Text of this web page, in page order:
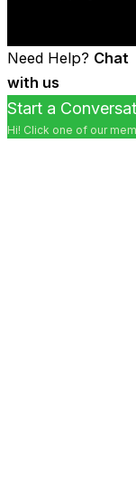
Need Help? Chat
with us
Start a
Hi! Click one of our